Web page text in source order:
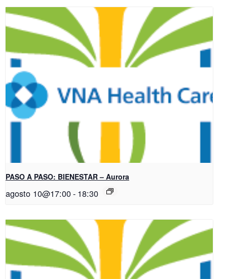
PASO A PASO: BIENESTAR – Aurora
agosto 10@17:00- 18:30